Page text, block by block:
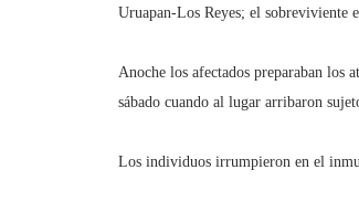
Uruapan-Los Reyes; el sobreviviente
Anoche los afectados preparaban los
sábado cuando al lugar arribaron
Los individuos irrumpieron en el